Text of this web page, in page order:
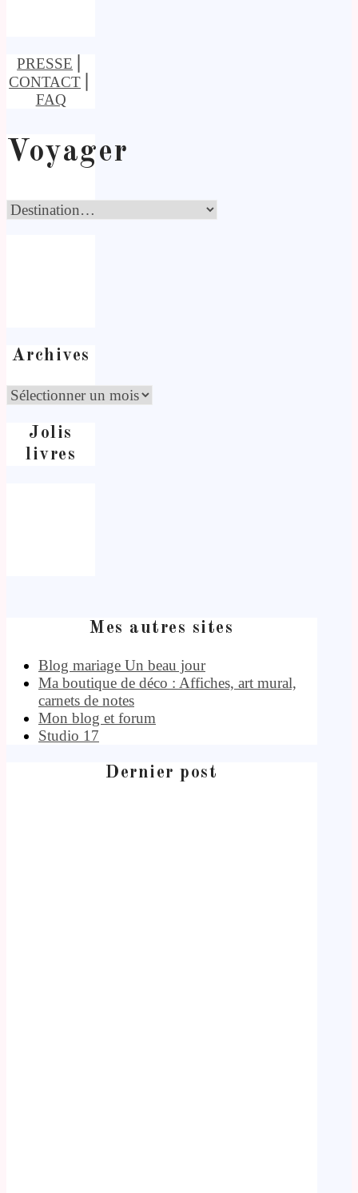
PRESSE
CONTACT
FAQ
Voyager
Archives
Jolis
livres
Mes autres sites
Blog mariage Un beau jour
Ma boutique de déco : Affiches, art mural,
carnets de notes
Mon blog et forum
Studio 17
Dernier post